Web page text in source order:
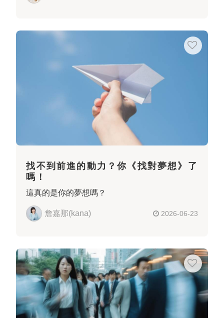
找不到前進的動力？你《找對夢想》了
嗎！
這真的是你的夢想嗎？
詹嘉那(kana) 2026-06-23